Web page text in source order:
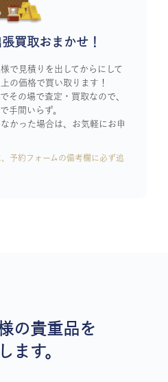
買取おまかせ！
で見積りを出してからにして
の価格で買い取ります！
その場で査定・買取なので、
手間いらず。
かった場合は、お気軽にお申
予約フォームの備考欄に必ず追
の貴重品を
ます。